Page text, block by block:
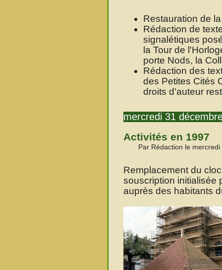
Restauration de
Rédaction de
signalétiques
la Tour de
porte Nods, la
Rédaction des
des Petites Cités
droits d'auteur
mercredi 31
Activités en 1997
Par Rédaction le
Remplacement du
souscription initialisée
auprès des habitants